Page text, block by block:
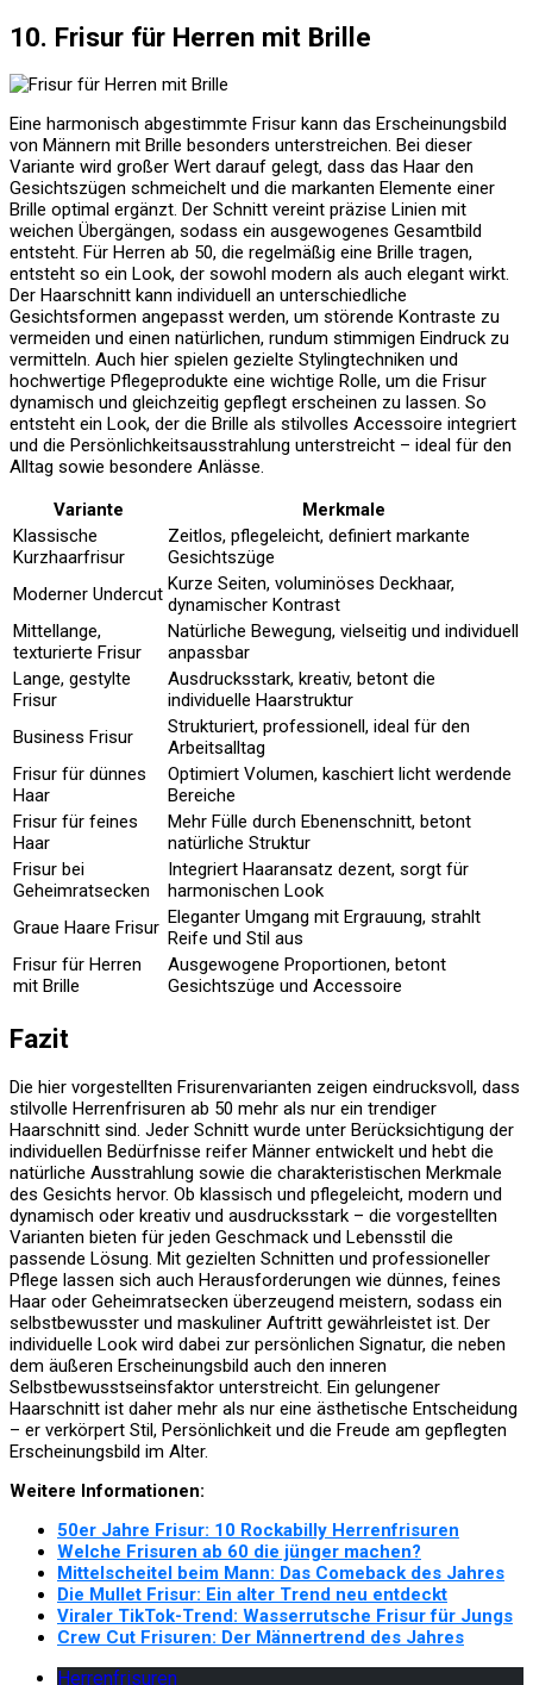
10. Frisur für Herren mit Brille
Eine harmonisch abgestimmte Frisur kann das Erscheinungsbild
von Männern mit Brille besonders unterstreichen. Bei dieser
Variante wird großer Wert darauf gelegt, dass das Haar den
Gesichtszügen schmeichelt und die markanten Elemente einer
Brille optimal ergänzt. Der Schnitt vereint präzise Linien mit
weichen Übergängen, sodass ein ausgewogenes Gesamtbild
entsteht. Für Herren ab 50, die regelmäßig eine Brille tragen,
entsteht so ein Look, der sowohl modern als auch elegant wirkt.
Der Haarschnitt kann individuell an unterschiedliche
Gesichtsformen angepasst werden, um störende Kontraste zu
vermeiden und einen natürlichen, rundum stimmigen Eindruck zu
vermitteln. Auch hier spielen gezielte Stylingtechniken und
hochwertige Pflegeprodukte eine wichtige Rolle, um die Frisur
dynamisch und gleichzeitig gepflegt erscheinen zu lassen. So
entsteht ein Look, der die Brille als stilvolles Accessoire integriert
und die Persönlichkeitsausstrahlung unterstreicht – ideal für den
Alltag sowie besondere Anlässe.
Variante
Merkmale
Klassische
Kurzhaarfrisur
Zeitlos, pflegeleicht, definiert markante
Gesichtszüge
Moderner Undercut Kurze Seiten, voluminöses Deckhaar,
dynamischer Kontrast
Mittellange,
texturierte Frisur
Natürliche Bewegung, vielseitig und individuell
anpassbar
Lange, gestylte
Frisur
Ausdrucksstark, kreativ, betont die
individuelle Haarstruktur
Business Frisur
Strukturiert, professionell, ideal für den
Arbeitsalltag
Frisur für dünnes
Haar
Optimiert Volumen, kaschiert licht werdende
Bereiche
Frisur für feines
Haar
Mehr Fülle durch Ebenenschnitt, betont
natürliche Struktur
Frisur bei
Geheimratsecken
Integriert Haaransatz dezent, sorgt für
harmonischen Look
Graue Haare Frisur Eleganter Umgang mit Ergrauung, strahlt
Reife und Stil aus
Frisur für Herren
mit Brille
Ausgewogene Proportionen, betont
Gesichtszüge und Accessoire
Fazit
Die hier vorgestellten Frisurenvarianten zeigen eindrucksvoll, dass
stilvolle Herrenfrisuren ab 50 mehr als nur ein trendiger
Haarschnitt sind. Jeder Schnitt wurde unter Berücksichtigung der
individuellen Bedürfnisse reifer Männer entwickelt und hebt die
natürliche Ausstrahlung sowie die charakteristischen Merkmale
des Gesichts hervor. Ob klassisch und pflegeleicht, modern und
dynamisch oder kreativ und ausdrucksstark – die vorgestellten
Varianten bieten für jeden Geschmack und Lebensstil die
passende Lösung. Mit gezielten Schnitten und professioneller
Pflege lassen sich auch Herausforderungen wie dünnes, feines
Haar oder Geheimratsecken überzeugend meistern, sodass ein
selbstbewusster und maskuliner Auftritt gewährleistet ist. Der
individuelle Look wird dabei zur persönlichen Signatur, die neben
dem äußeren Erscheinungsbild auch den inneren
Selbstbewusstseinsfaktor unterstreicht. Ein gelungener
Haarschnitt ist daher mehr als nur eine ästhetische Entscheidung
– er verkörpert Stil, Persönlichkeit und die Freude am gepflegten
Erscheinungsbild im Alter.
Weitere Informationen:
50er Jahre Frisur: 10 Rockabilly Herrenfrisuren
Welche Frisuren ab 60 die jünger machen?
Mittelscheitel beim Mann: Das Comeback des Jahres
Die Mullet Frisur: Ein alter Trend neu entdeckt
Viraler TikTok-Trend: Wasserrutsche Frisur für Jungs
Crew Cut Frisuren: Der Männertrend des Jahres
Herrenfrisuren